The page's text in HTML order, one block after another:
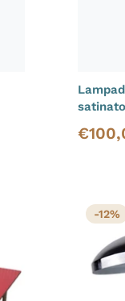
Prezzo
€
-12%